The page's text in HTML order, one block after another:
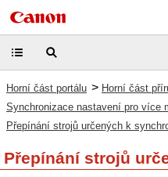
Horní část portálu > Horní část
Synchronizace nastavení pro více
Přepínání strojů určených k
Přepínání strojů